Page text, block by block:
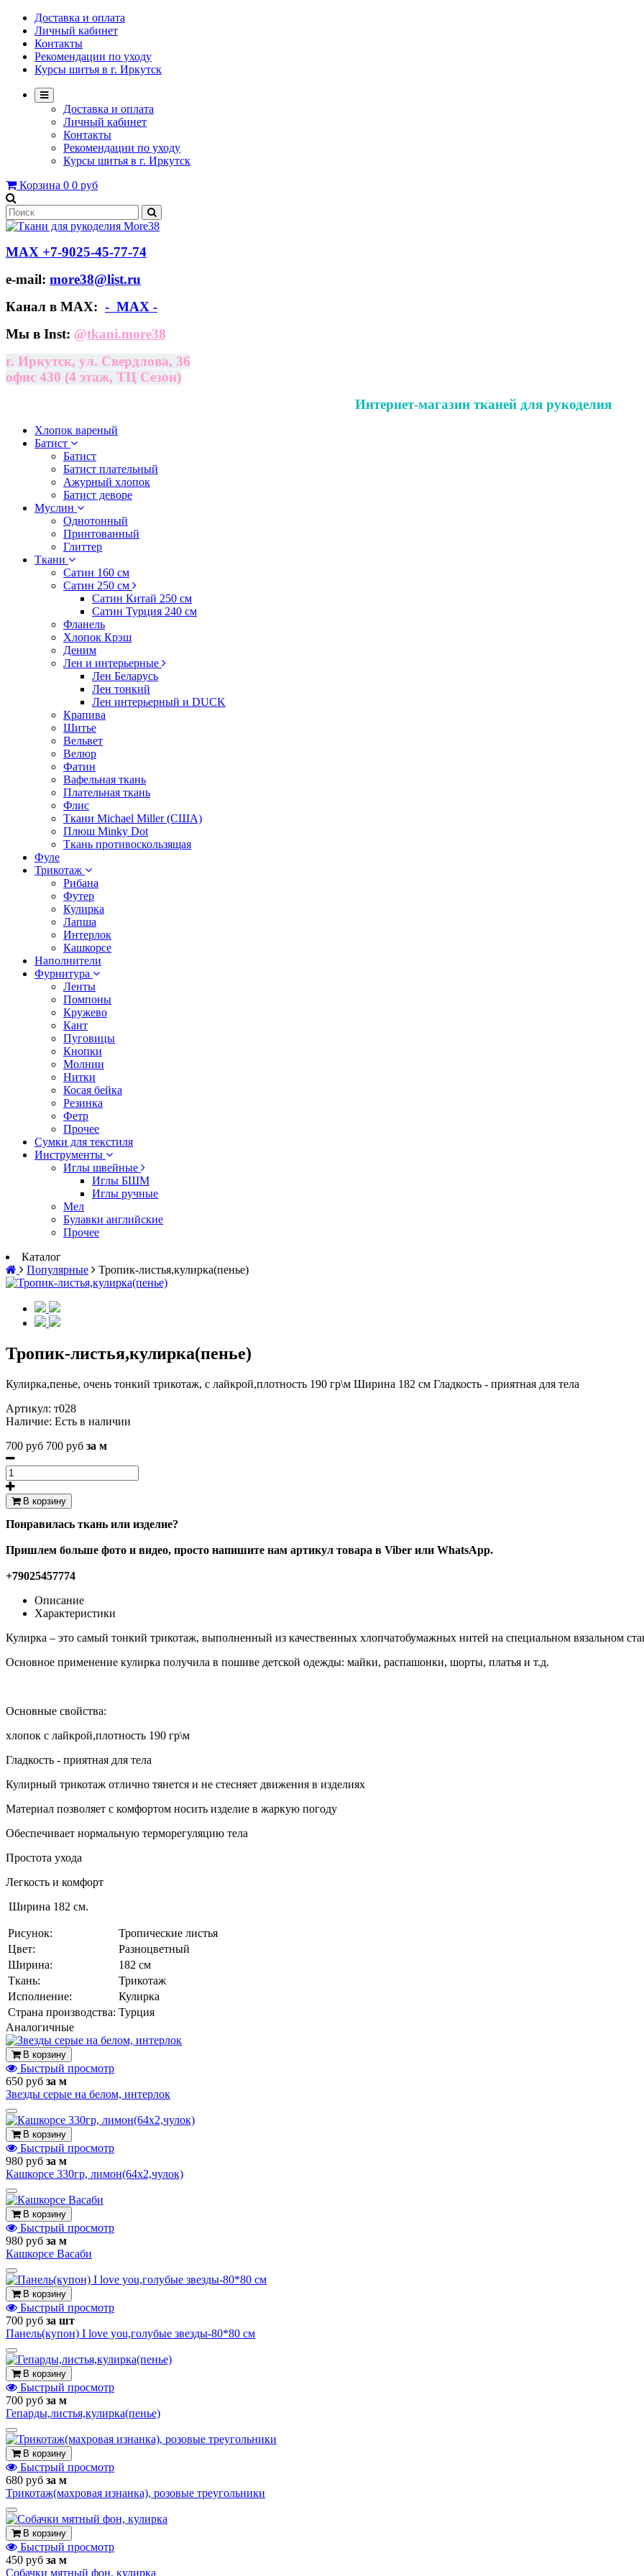
Доставка и оплата
Личный кабинет
Контакты
Рекомендации по уходу
Курсы шитья в г. Иркутск
Доставка и оплата
Личный кабинет
Контакты
Рекомендации по уходу
Курсы шитья в г. Иркутск
Корзина 0 0 руб
МАХ +7-9025-45-77-74
e-mail: more38@list.ru
Канал в МАХ: - МАХ -
Мы в Inst: @tkani.more38
г. Иркутск, ул. Свердлова, 36
офис 430 (4 этаж, ТЦ Сезон)
Интернет-магазин тканей для рукоделия
Хлопок вареный
Батист
Батист
Батист плательный
Ажурный хлопок
Батист деворе
Муслин
Однотонный
Принтованный
Глиттер
Ткани
Сатин 160 см
Сатин 250 см
Сатин Китай 250 см
Сатин Турция 240 см
Фланель
Хлопок Крэш
Деним
Лен и интерьерные
Лен Беларусь
Лен тонкий
Лен интерьерный и DUCK
Крапива
Шитье
Вельвет
Велюр
Фатин
Вафельная ткань
Плательная ткань
Флис
Ткани Michael Miller (США)
Плюш Minky Dot
Ткань противоскользящая
Фуле
Трикотаж
Рибана
Футер
Кулирка
Лапша
Интерлок
Кашкорсе
Наполнители
Фурнитура
Ленты
Помпоны
Кружево
Кант
Пуговицы
Кнопки
Молнии
Нитки
Косая бейка
Резинка
Фетр
Прочее
Сумки для текстиля
Инструменты
Иглы швейные
Иглы БШМ
Иглы ручные
Мел
Булавки английские
Прочее
Каталог
Популярные
Тропик-листья,кулирка(пенье)
Тропик-листья,кулирка(пенье)
Кулирка,пенье, очень тонкий трикотаж, с лайкрой,плотность 190 гр\м Ширина 182 см Гладкость - приятная для тела
Артикул: т028
Наличие: Есть в наличии
700 руб 700 руб за м
В корзину
Понравилась ткань или изделие?
Пришлем больше фото и видео, просто напишите нам артикул товара в Viber или WhatsApp.
+79025457774
Описание
Характеристики
Кулирка – это самый тонкий трикотаж, выполненный из качественных хлопчатобумажных нитей на специальном вязальном
Основное применение кулирка получила в пошиве детской одежды: майки, распашонки, шорты, платья и т.д.
Основные свойства:
хлопок с лайкрой,плотность 190 гр\м
Гладкость - приятная для тела
Кулирный трикотаж отлично тянется и не стесняет движения в изделиях
Материал позволяет с комфортом носить изделие в жаркую погоду
Обеспечивает нормальную терморегуляцию тела
Простота ухода
Легкость и комфорт
Ширина 182 см.
Рисунок:
Тропические листья
Цвет:
Разноцветный
Ширина:
182 см
Ткань:
Трикотаж
Исполнение:
Кулирка
Страна производства: Турция
Аналогичные
В корзину
Быстрый просмотр
650 руб за м
Звезды серые на белом, интерлок
В корзину
Быстрый просмотр
980 руб за м
Кашкорсе 330гр, лимон(64х2,чулок)
В корзину
Быстрый просмотр
980 руб за м
Кашкорсе Васаби
В корзину
Быстрый просмотр
700 руб за шт
Панель(купон) I love you,голубые звезды-80*80 см
В корзину
Быстрый просмотр
700 руб за м
Гепарды,листья,кулирка(пенье)
В корзину
Быстрый просмотр
680 руб за м
Трикотаж(махровая изнанка), розовые треугольники
В корзину
Быстрый просмотр
450 руб за м
Собачки мятный фон, кулирка